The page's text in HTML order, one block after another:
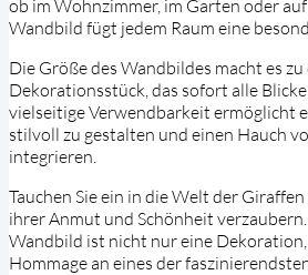
ob im Wohnzimmer, im Garten oder auf
Wandbild fügt jedem Raum eine
Die Größe des Wandbildes macht es
Dekorationsstück, das sofort alle
vielseitige Verwendbarkeit ermöglicht
stilvoll zu gestalten und einen Hauch
integrieren.
Tauchen Sie ein in die Welt der
ihrer Anmut und Schönheit
Wandbild ist nicht nur eine
Hommage an eines der